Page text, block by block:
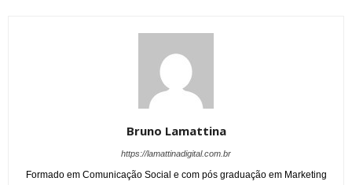
Bruno Lamattina
https://lamattinadigital.com.br
Formado em Comunicação Social e com pós graduação em Marketing